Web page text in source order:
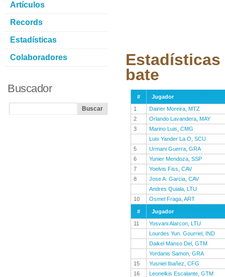
Estadísticas
bate
#
Jugador
1
Dainer Moreira MTZ
2
Orlando Lavandera MAY
3
Marino Luis CMG
Luis Yander La O SCU
5
Urmani Guerra GRA
6
Yunier Mendoza SSP
7
Yoelvis Fiss CAV
8
Jose A. Garcia CAV
Andres Quiala LTU
10
Osmel Fraga ART
#
Jugador
11
Yosvani Alarcon LTU
Lourdes Yun. Gourriel IND
Daikel Manso Del GTM
Yordanis Samon GRA
15
Yusniel Ibañez CFG
16
Leonelkis Escalante GTM
Artículos
Records
Estadísticas
Colaboradores
Buscador